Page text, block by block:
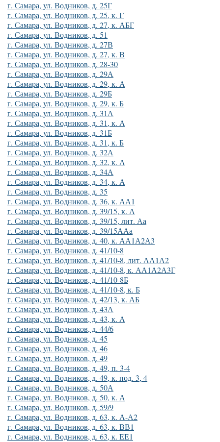
г. Самара, ул. Водников, д. 25Г
г. Самара, ул. Водников, д. 25, к. Г
г. Самара, ул. Водников, д. 27, к. АБГ
г. Самара, ул. Водников, д. 51
г. Самара, ул. Водников, д. 27В
г. Самара, ул. Водников, д. 27, к. В
г. Самара, ул. Водников, д. 28-30
г. Самара, ул. Водников, д. 29А
г. Самара, ул. Водников, д. 29, к. А
г. Самара, ул. Водников, д. 29Б
г. Самара, ул. Водников, д. 29, к. Б
г. Самара, ул. Водников, д. 31А
г. Самара, ул. Водников, д. 31, к. А
г. Самара, ул. Водников, д. 31Б
г. Самара, ул. Водников, д. 31, к. Б
г. Самара, ул. Водников, д. 32А
г. Самара, ул. Водников, д. 32, к. А
г. Самара, ул. Водников, д. 34А
г. Самара, ул. Водников, д. 34, к. А
г. Самара, ул. Водников, д. 35
г. Самара, ул. Водников, д. 36, к. АА1
г. Самара, ул. Водников, д. 39/15, к. А
г. Самара, ул. Водников, д. 39/15, лит. Аа
г. Самара, ул. Водников, д. 39/15ААа
г. Самара, ул. Водников, д. 40, к. АА1А2А3
г. Самара, ул. Водников, д. 41/10-8
г. Самара, ул. Водников, д. 41/10-8, лит. АА1А2
г. Самара, ул. Водников, д. 41/10-8, к. АА1А2А3Г
г. Самара, ул. Водников, д. 41/10-8Б
г. Самара, ул. Водников, д. 41/10-8, к. Б
г. Самара, ул. Водников, д. 42/13, к. АБ
г. Самара, ул. Водников, д. 43А
г. Самара, ул. Водников, д. 43, к. А
г. Самара, ул. Водников, д. 44/6
г. Самара, ул. Водников, д. 45
г. Самара, ул. Водников, д. 46
г. Самара, ул. Водников, д. 49
г. Самара, ул. Водников, д. 49, п. 3-4
г. Самара, ул. Водников, д. 49, к. под. 3, 4
г. Самара, ул. Водников, д. 50А
г. Самара, ул. Водников, д. 50, к. А
г. Самара, ул. Водников, д. 59/9
г. Самара, ул. Водников, д. 63, к. А-А2
г. Самара, ул. Водников, д. 63, к. ВВ1
г. Самара, ул. Водников, д. 63, к. ЕЕ1